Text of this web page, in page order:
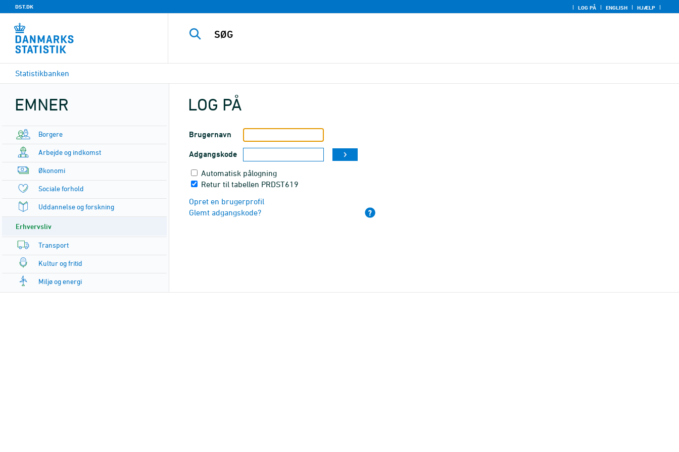
DST.DK LOG PÅ ENGLISH HJÆLP
Statistikbanken
EMNER
Borgere
Arbejde og indkomst
Økonomi
Sociale forhold
Uddannelse og forskning
Erhvervsliv
Transport
Kultur og fritid
Miljø og energi
LOG PÅ
Brugernavn
Adgangskode
Automatisk pålogning
Retur til tabellen PRDST619
Opret en brugerprofil
Glemt adgangskode?